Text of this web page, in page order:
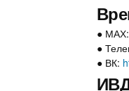
● МАХ:
●
● ВК: